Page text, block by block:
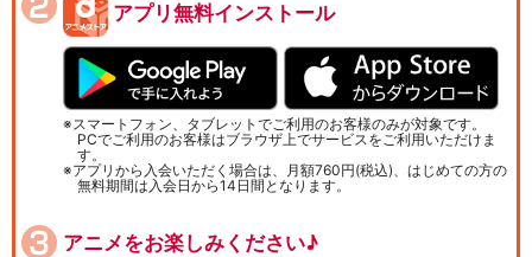
アプリ無料インストール
スマートフォン、タブレットでご利用のお客様のみが対象です。
PCでご利用のお客様はブラウザ上でサービスをご利用いただけま
す。
アプリから入会いただく場合は、月額760円(税込)、はじめての方の
無料期間は入会日から14日間となります。
アニメをお楽しみください♪